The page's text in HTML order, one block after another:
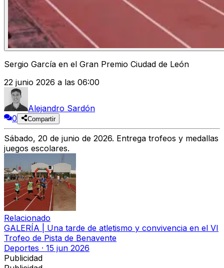
Sergio García en el Gran Premio Ciudad de León
22 junio 2026 a las 06:00
Alejandro Sardón
0
Compartir
Sábado, 20 de junio de 2026. Entrega trofeos y medallas
juegos escolares.
Relacionado
GALERÍA | Una tarde de atletismo y convivencia en el VI
Trofeo de Pista de Benavente
Deportes · 15 jun 2026
Publicidad